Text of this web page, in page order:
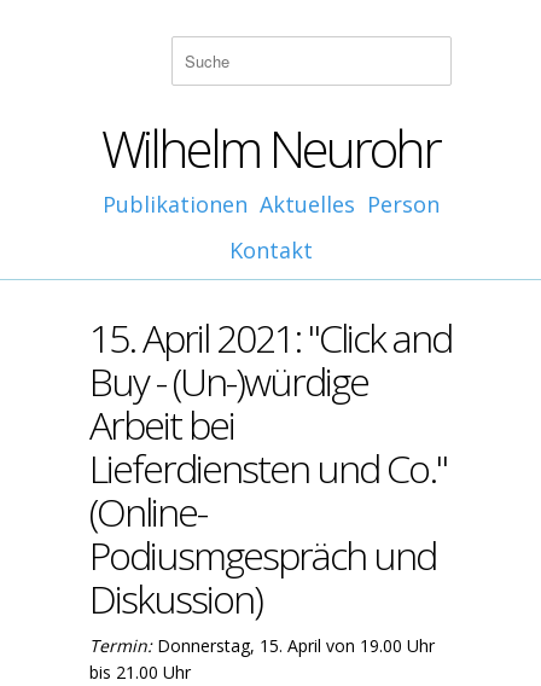
Wilhelm Neurohr
Publikationen Aktuelles Person
Kontakt
15. April 2021: "Click and
Buy - (Un-)würdige
Arbeit bei
Lieferdiensten und Co."
(Online-
Podiusmgespräch und
Diskussion)
Termin:Donnerstag, 15. April von 19.00 Uhr
bis 21.00 Uhr